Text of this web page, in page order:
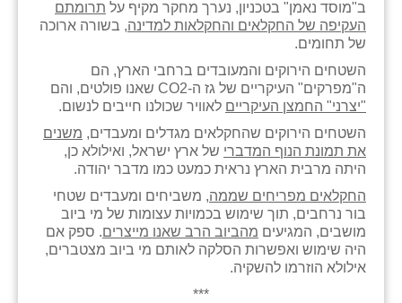
ב"מוסד נאמן" בטכניון, נערך מחקר מקיף על תרומתם
העקיפה של החקלאים והחקלאות למדינה, בשורה ארוכה
של תחומים.
השטחים הירוקים והמעובדים ברחבי הארץ, הם
ה"מפרקים" העיקריים של גז ה-CO2 שאנו פולטים, והם
"יצרני" החמצן העיקריים לאוויר שכולנו חייבים לנשום.
השטחים הירוקים שהחקלאים מגדלים ומעבדים, משנים
את תמונת הנוף המדברי של ארץ ישראל, ואילולא כן,
היתה מרבית הארץ נראית כמעט כמו מדבר יהודה.
החקלאים מפריחים שממה, משביחים ומעבדים שטחי
בור נרחבים, תוך שימוש בכמויות עצומות של מי ביוב
מושבים, המגיעים מהביוב הרב שאנו מייצרים. ספק אם
היה שימוש ואפשרות הסלקה לאותם מי ביוב מצטברים,
אילולא הוזרמו להשקיה.
***